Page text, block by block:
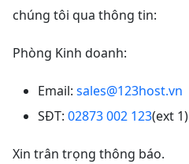
chúng tôi qua thông tin:
Phòng Kinh doanh:
Email: sales@123host.vn
SĐT: 02873 002 123(ext 1)
Xin trân trọng thông báo.